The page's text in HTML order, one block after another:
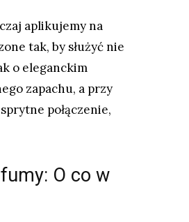
aplikujemy na
tak, by służyć nie
o eleganckim
zapachu, a przy
połączenie,
O co w